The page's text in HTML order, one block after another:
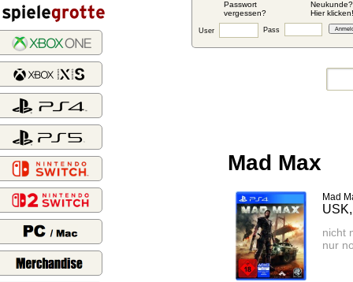
Passwort
vergessen?
Neukunde?
Hier klicken!
User Pass
Mad Max
Mad
nicht
nur